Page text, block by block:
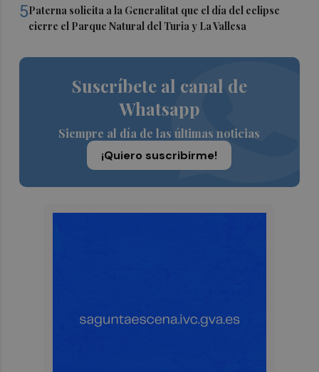
5Paterna solicita a la Generalitat que el día del eclipse
cierre el Parque Natural del Turia y La Vallesa
Suscríbete al canal de
Whatsapp
Siempre al día de las últimas noticias
¡Quiero suscribirme!